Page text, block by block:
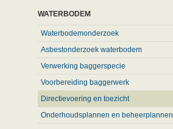
WATERBODEM
Waterbodemonderzoek
Asbestonderzoek waterbodem
Verwerking baggerspecie
Voorbereiding baggerwerk
Directievoering en toezicht
Onderhoudsplannen en beheerplannen